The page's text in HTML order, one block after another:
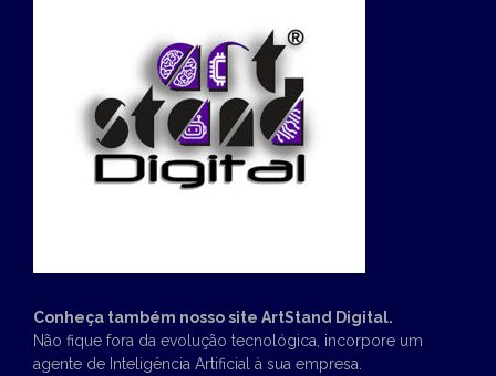
Conheça também nosso site ArtStand Digital.
Não fique fora da evolução tecnológica, incorpore um
agente de Inteligência Artificial à sua empresa.